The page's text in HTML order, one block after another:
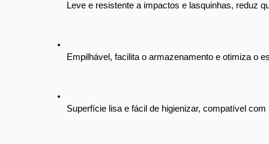
Leve e resistente a impactos e lasquinhas, reduz
Empilhável, facilita o armazenamento e otimiza o
Superfície lisa e fácil de higienizar, compatível